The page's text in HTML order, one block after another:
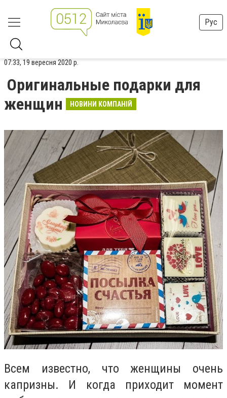
Рус
07:33, 19 вересня 2020 р.
Оригинальные подарки для
женщин
НОВИНИ КОМПАНІЙ
Всем известно, что женщины очень
капризны. И когда приходит момент